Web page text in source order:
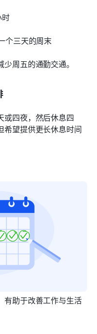
个三天的周末
周五的通勤交通。
或四夜，然后休息四
希望提供更长休息时间
有助于改善工作与生活